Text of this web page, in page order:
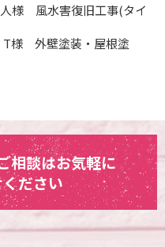
人様 風水害復旧工事(タイ
T様 外壁塗装・屋根塗
相談はお気軽に
ださい